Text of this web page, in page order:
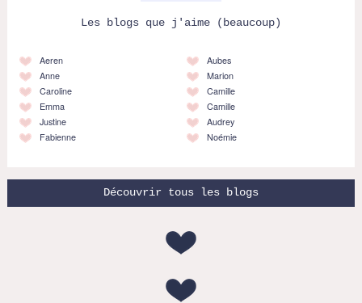
Les blogs que j'aime (beaucoup)
Aeren
Anne
Caroline
Emma
Justine
Fabienne
Aubes
Marion
Camille
Camille
Audrey
Noémie
Découvrir tous les blogs